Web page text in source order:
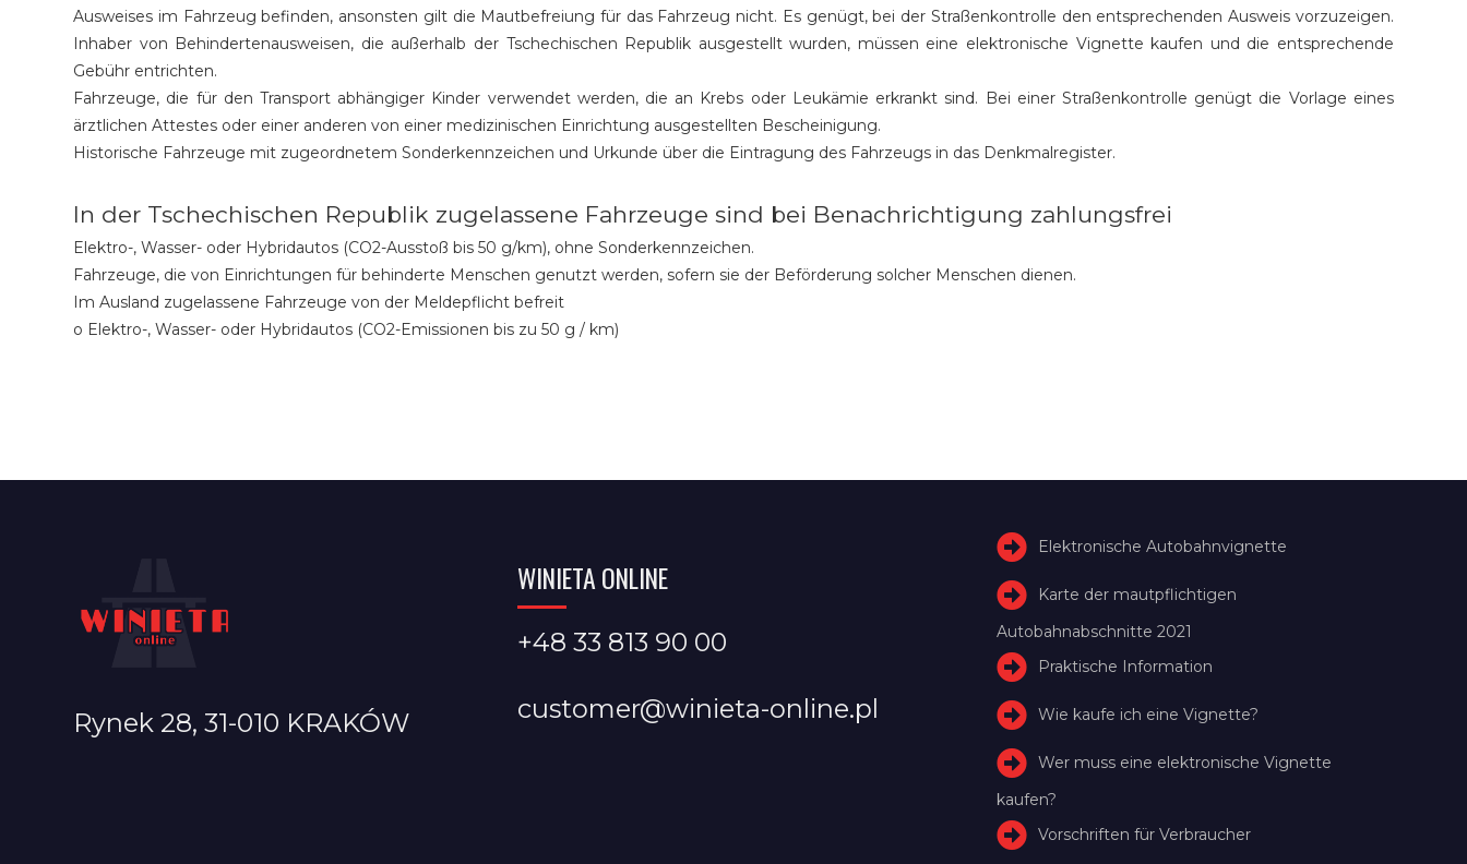
Ausweises im Fahrzeug befinden, ansonsten gilt die Mautbefreiung für das Fahrzeug nicht. Es genügt, bei der Straßenkontrolle den entsprechenden Ausweis vorzuzeigen.
Inhaber von Behindertenausweisen, die außerhalb der Tschechischen Republik ausgestellt wurden, müssen eine elektronische Vignette kaufen und die entsprechende
Gebühr entrichten.
Fahrzeuge, die für den Transport abhängiger Kinder verwendet werden, die an Krebs oder Leukämie erkrankt sind. Bei einer Straßenkontrolle genügt die Vorlage eines
ärztlichen Attestes oder einer anderen von einer medizinischen Einrichtung ausgestellten Bescheinigung.
Historische Fahrzeuge mit zugeordnetem Sonderkennzeichen und Urkunde über die Eintragung des Fahrzeugs in das Denkmalregister.
In der Tschechischen Republik zugelassene Fahrzeuge sind bei Benachrichtigung zahlungsfrei
Elektro-, Wasser- oder Hybridautos (CO2-Ausstoß bis 50 g/km), ohne Sonderkennzeichen.
Fahrzeuge, die von Einrichtungen für behinderte Menschen genutzt werden, sofern sie der Beförderung solcher Menschen dienen.
Im Ausland zugelassene Fahrzeuge von der Meldepflicht befreit
o Elektro-, Wasser- oder Hybridautos (CO2-Emissionen bis zu 50 g / km)
Rynek 28, 31-010 KRAKÓW
WINIETA ONLINE
+48 33 813 90 00
customer@winieta-online.pl
Elektronische Autobahnvignette
Karte der mautpflichtigen
Autobahnabschnitte 2021
Praktische Information
Wie kaufe ich eine Vignette?
Wer muss eine elektronische Vignette
kaufen?
Vorschriften für Verbraucher